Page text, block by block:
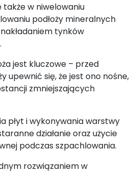
także w niwelowaniu
podłoży mineralnych
tynków
jest kluczowe – przed
upewnić się, że jest ono nośne,
zmniejszających
płyt i wykonywania warstwy
działanie oraz użycie
podczas szpachlowania.
rozwiązaniem w